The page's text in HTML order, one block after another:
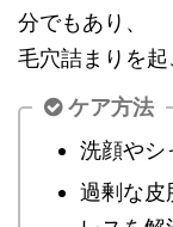
分でもあり、
毛穴詰まりを起
ケア方法
洗顔やシ
過剰な皮